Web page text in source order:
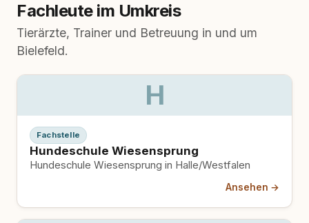
Fachleute im Umkreis
Tierärzte, Trainer und Betreuung in und um
Bielefeld.
H
Fachstelle
Hundeschule Wiesensprung
Hundeschule Wiesensprung in Halle/Westfalen
Ansehen →